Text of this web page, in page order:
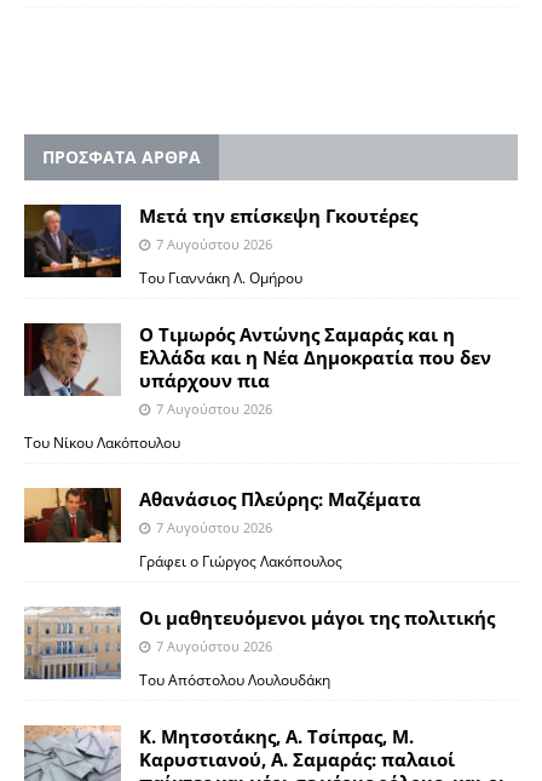
ΠΡΟΣΦΑΤΑ ΑΡΘΡΑ
Μετά την επίσκεψη Γκουτέρες
7 Αυγούστου 2026
Του Γιαννάκη Λ. Ομήρου
Ο Τιμωρός Αντώνης Σαμαράς και η
Ελλάδα και η Νέα Δημοκρατία που δεν
υπάρχουν πια
7 Αυγούστου 2026
Του Νίκου Λακόπουλου
Αθανάσιος Πλεύρης: Μαζέματα
7 Αυγούστου 2026
Γράφει ο Γιώργος Λακόπουλος
Οι μαθητευόμενοι μάγοι της πολιτικής
7 Αυγούστου 2026
Του Απόστολου Λουλουδάκη
Κ. Μητσοτάκης, Α. Τσίπρας, Μ.
Καρυστιανού, Α. Σαμαράς: παλαιοί